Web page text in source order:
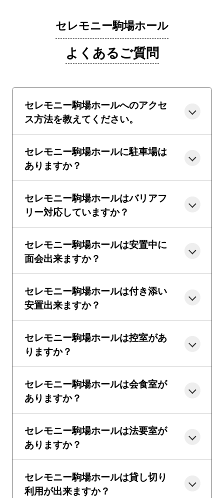
セレモニー駒場ホール
よくあるご質問
セレモニー駒場ホールへのアクセ
ス方法を教えてください。
セレモニー駒場ホールに駐車場は
ありますか？
セレモニー駒場ホールはバリアフ
リー対応していますか？
セレモニー駒場ホールは安置中に
面会出来ますか？
セレモニー駒場ホールは付き添い
安置出来ますか？
セレモニー駒場ホールは控室があ
りますか？
セレモニー駒場ホールは会食室が
ありますか？
セレモニー駒場ホールは法要室が
ありますか？
セレモニー駒場ホールは貸し切り
利用が出来ますか？